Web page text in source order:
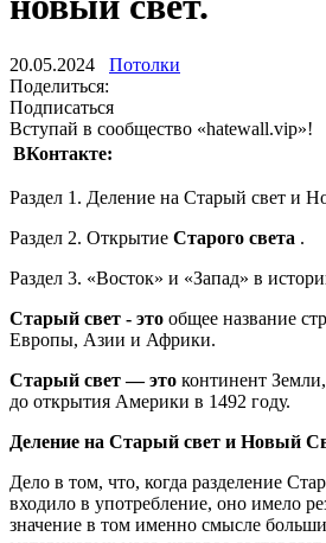
20.05.2024 Потолки
Поделиться:
Подписаться
Вступай в сообщество «hatewall.vip»!
ВКонтакте:
Раздел 1. Деление на Старый свет и
Раздел 2. Открытие Старого света .
Раздел 3. «Восток» и «Запад» в
Старый свет - это общее название
Европы, Азии и Африки.
Старый свет — это континент
до открытия Америки в 1492 году.
Деление на Старый свет и Новый
Дело в том, что, когда разделение
входило в употребление, оно имело
значение в том именно смысле